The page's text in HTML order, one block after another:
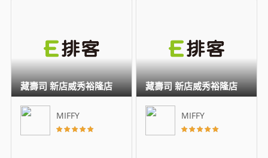
MIFFY
藏壽司 新店威秀裕隆店
MIFFY
藏壽司 新店威秀裕隆店